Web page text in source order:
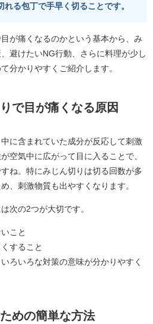
る包丁で手早く切ることです。
が痛くなるのかという基本から、み
避けたいNG行動、さらに料理が少し
分かりやすくご紹介します。
で目が痛くなる原因
に含まれていた成分が反応して刺激
空気中に広がって目に入ることで、
ね。特にみじん切りは切る回数が多
、刺激物質も出やすくなります。
次の2つが大切です。
こと
すること
ろいろな対策の意味が分かりやすく
めの簡単な方法